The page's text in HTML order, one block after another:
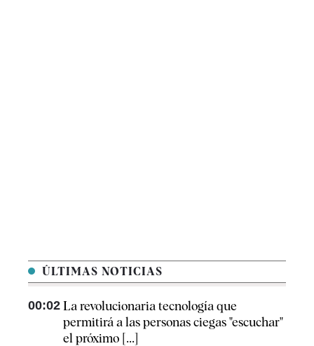
ÚLTIMAS NOTICIAS
00:02 La revolucionaria tecnología que
permitirá a las personas ciegas "escuchar"
el próximo [...]